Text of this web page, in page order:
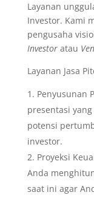
Layanan
Investor. Kami
pengusaha
Investoratau
Layanan Jasa
Penyusunan
presentasi yang
potensi
investor.
Proyeksi
Anda
saat ini agar